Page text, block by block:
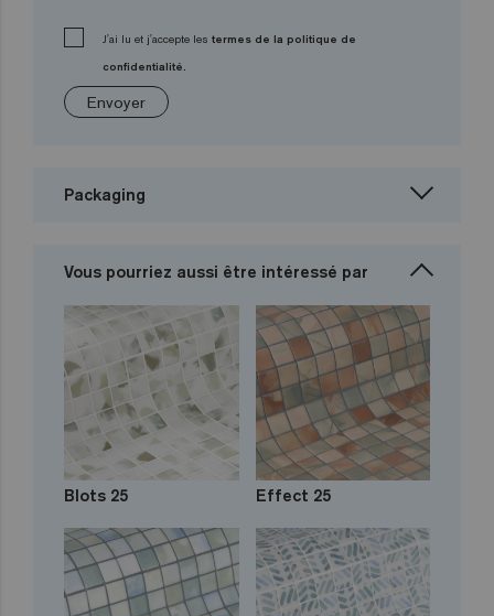
J'ai lu et j'accepte les termes de la politique de
confidentialité.
Envoyer
Packaging
Vous pourriez aussi être intéressé par
Blots 25 Effect 25